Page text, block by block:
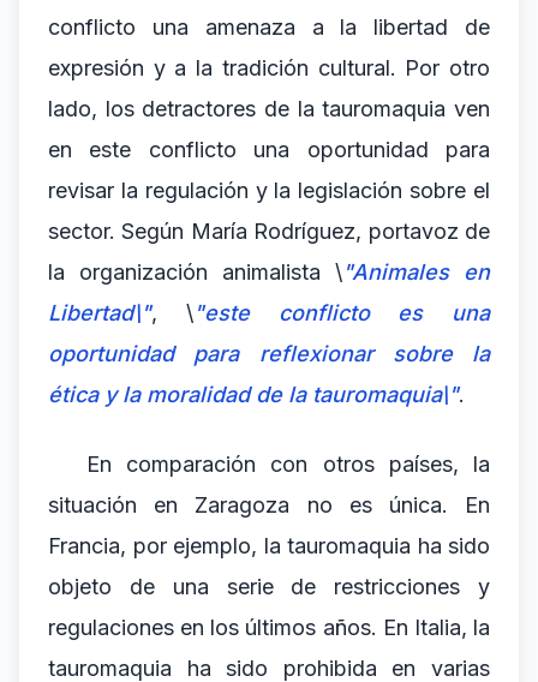
conflicto una amenaza a la libertad de
expresión y a la tradición cultural. Por otro
lado, los detractores de la tauromaquia ven
en este conflicto una oportunidad para
revisar la regulación y la legislación sobre el
sector. Según María Rodríguez, portavoz de
la organización animalista \"Animales en
Libertad\", \"este conflicto es una
oportunidad para reflexionar sobre la
ética y la moralidad de la tauromaquia\".
En comparación con otros países, la
situación en Zaragoza no es única. En
Francia, por ejemplo, la tauromaquia ha sido
objeto de una serie de restricciones y
regulaciones en los últimos años. En Italia, la
tauromaquia ha sido prohibida en varias